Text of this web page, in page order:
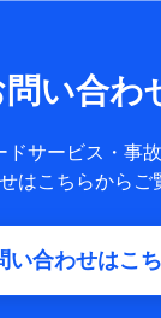
て取得した、以下
ールアドレス、
イントサービスの
ント残高、dポイ
問い合わ
ドサービス・事
はこちらからご
い合わせはこ